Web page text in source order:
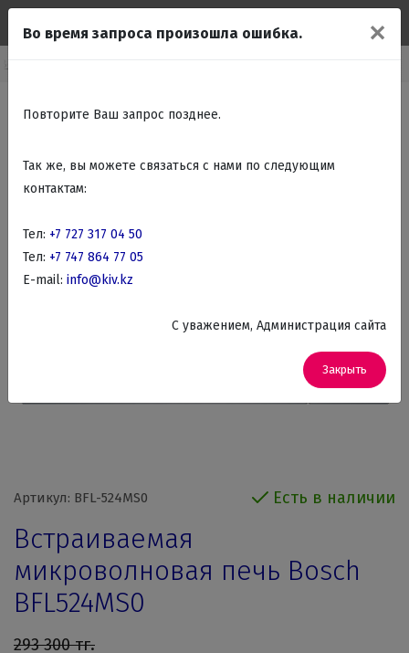
Артикул: BFL-524MS0 Есть в наличии
Встраиваемая
микроволновая печь Bosch
BFL524MS0
293 300тг.
✕
Во время запроса произошла ошибка.
Повторите Ваш запрос позднее.
Так же, вы можете связаться с нами по следующим
контактам:
Тел: +7 727 317 04 50
Тел: +7 747 864 77 05
E-mail: info@kiv.kz
C уважением, Администрация сайта
Закрыть